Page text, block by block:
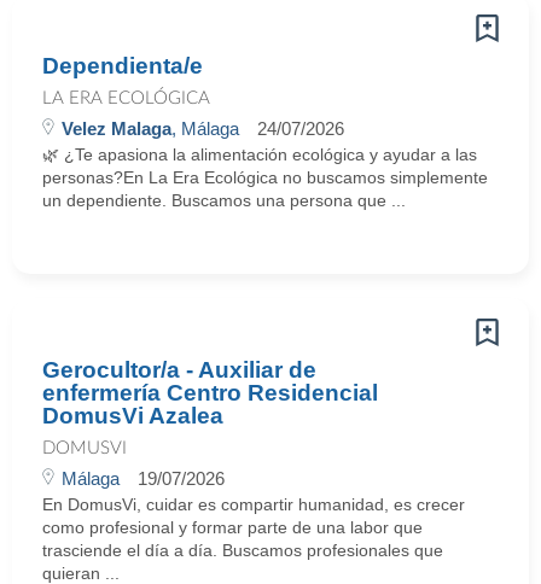
Dependienta/e
LA ERA ECOLÓGICA
Velez Malaga, Málaga 24/07/2026
🌿 ¿Te apasiona la alimentación ecológica y ayudar a las
personas?En La Era Ecológica no buscamos simplemente
un dependiente. Buscamos una persona que ...
Gerocultor/a - Auxiliar de
enfermería Centro Residencial
DomusVi Azalea
DOMUSVI
Málaga 19/07/2026
En DomusVi, cuidar es compartir humanidad, es crecer
como profesional y formar parte de una labor que
trasciende el día a día. Buscamos profesionales que
quieran ...